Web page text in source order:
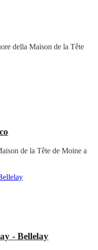
della Maison de la Tête
de la Tête de Moine a
- Bellelay